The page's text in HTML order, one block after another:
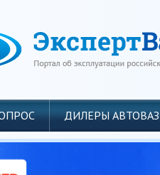
ДИЛЕРЫ АВТОВАЗ